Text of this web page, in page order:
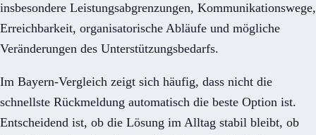
insbesondere Leistungsabgrenzungen, Kommunikationswege,
Erreichbarkeit, organisatorische Abläufe und mögliche
Veränderungen des Unterstützungsbedarfs.
Im Bayern-Vergleich zeigt sich häufig, dass nicht die
schnellste Rückmeldung automatisch die beste Option ist.
Entscheidend ist, ob die Lösung im Alltag stabil bleibt, ob